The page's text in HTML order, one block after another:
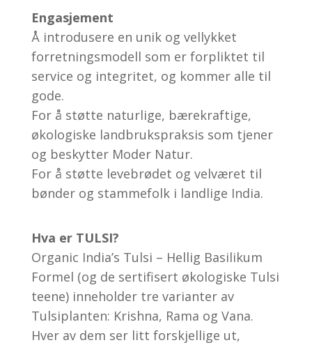
Engasjement
Å introdusere en unik og vellykket
forretningsmodell som er forpliktet til
service og integritet, og kommer alle til
gode.
For å støtte naturlige, bærekraftige,
økologiske landbrukspraksis som tjener
og beskytter Moder Natur.
For å støtte levebrødet og velværet til
bønder og stammefolk i landlige India.
Hva er TULSI?
Organic India’s Tulsi – Hellig Basilikum
Formel (og de sertifisert økologiske Tulsi
teene) inneholder tre varianter av
Tulsiplanten: Krishna, Rama og Vana.
Hver av dem ser litt forskjellige ut,